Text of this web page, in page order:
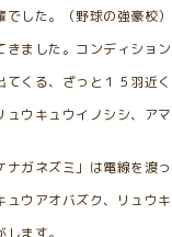
した。（野球の強豪校）
ました。コンディショ
くる、ざっと１５羽近
ウキュウイノシシ、ア
ガネズミ」は電線を渡
ウアオバズク、リュウ